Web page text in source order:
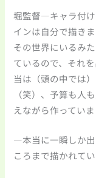
堀監督―キャラ付
インは自分で描き
その世界にいるみ
ているので、それ
当は（頭の中では
（笑）、予算も人
えながら作っていま
―本当に一瞬しか
ころまで描かれてい